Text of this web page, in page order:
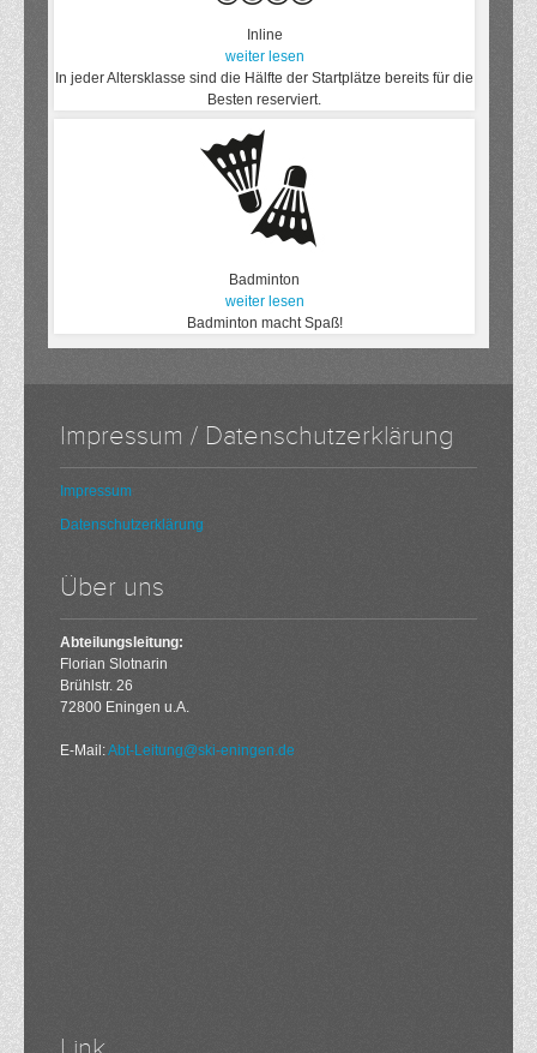
Inline
weiter lesen
In jeder Altersklasse sind die Hälfte der Startplätze bereits für die
Besten reserviert.
Badminton
weiter lesen
Badminton macht Spaß!
Impressum / Datenschutzerklärung
Impressum
Datenschutzerklärung
Über uns
Abteilungsleitung:
Florian Slotnarin
Brühlstr. 26
72800 Eningen u.A.
E-Mail:Abt-Leitung@ski-eningen.de